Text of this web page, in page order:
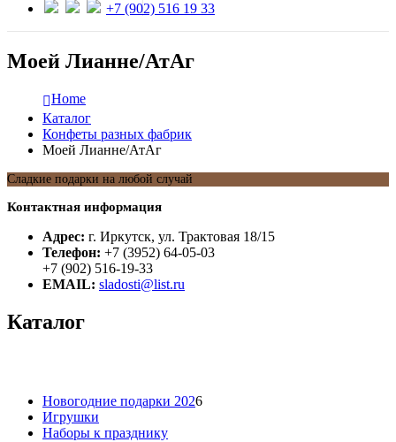
+7 (902) 516 19 33
Моей Лианне/АтАг
Home
Каталог
Конфеты разных фабрик
Моей Лианне/АтАг
Сладкие подарки на любой случай
Контактная информация
Адрес: г. Иркутск, ул. Трактовая 18/15
Телефон: +7 (3952) 64-05-03
+7 (902) 516-19-33
EMAIL: sladosti@list.ru
Каталог
Новогодние подарки 2026
Игрушки
Наборы к празднику